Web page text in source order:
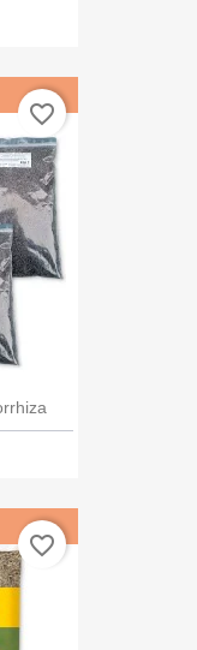
favorite_border
favorite_border